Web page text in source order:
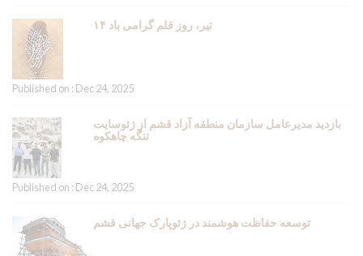
۱۴ تیر، روز قلم گرامی باد
Published on : Dec 24, 2025
بازدید مدیرعامل سازمان منطقه آزاد قشم از ژئوسایت
تنگه چاهکوه
Published on : Dec 24, 2025
توسعه حفاظت هوشمند در ژئوپارک جهانی قشم